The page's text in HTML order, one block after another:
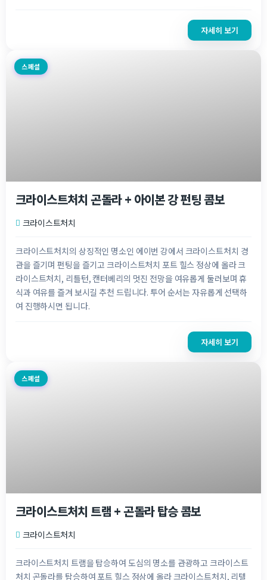
자세히 보기
스페셜
크라이스트처치 곤돌라 + 아이본 강 펀팅 콤보
크라이스트처치
크라이스트처치의 상징적인 명소인 에이번 강에서 크라이스트처치 경
관을 즐기며 펀팅을 즐기고 크라이스트처치 포트 힐스 정상에 올라 크
라이스트처치, 리틀턴, 캔터베리의 멋진 전망을 여유롭게 둘러보며 휴
식과 여유를 즐겨 보시길 추천 드립니다. 투어 순서는 자유롭게 선택하
여 진행하시면 됩니다.
자세히 보기
스페셜
크라이스트처치 트램 + 곤돌라 탑승 콤보
크라이스트처치
크라이스트처치 트램을 탑승하여 도심의 명소를 관광하고 크라이스트
처치 곤돌라를 탑승하여 포트 힐스 정상에 올라 크라이스트처치, 리텔